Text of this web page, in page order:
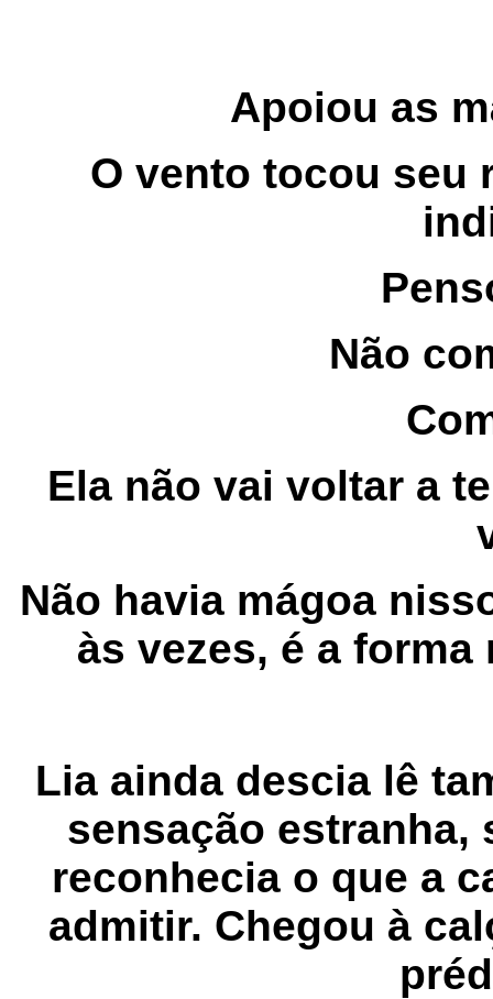
Apoiou as
O vento tocou seu
Não
Ela não vai voltar a
Não havia mágoa
às vezes, é a
Lia ainda descia lê
sensação estranha,
reconhecia o que a
admitir. Chegou à